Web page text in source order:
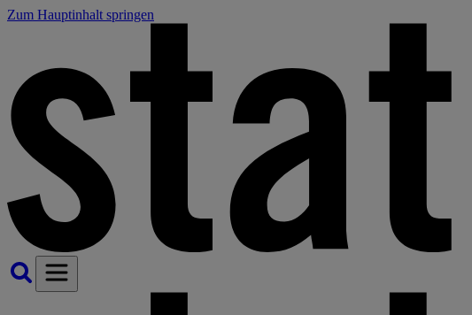
Zum Hauptinhalt springen